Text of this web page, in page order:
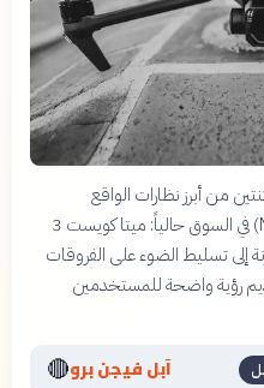
من أبرز نظارات الواقع
الاافتراضي (VR) والواقع المختلط (MR) في السوق حالياً: ميتا كويست 3
إلى تسليط الضوء على الفروقات
رؤية واضحة للمستخدمين
آبل فيجن برو🔴